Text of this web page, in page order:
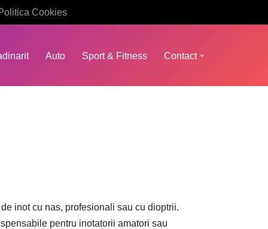
Cookies
Auto Sport & Fitness Contact
inot cu nas, profesionali sau cu dioptrii.
pentru inotatorii amatori sau